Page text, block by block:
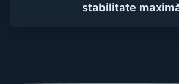
stabilitate